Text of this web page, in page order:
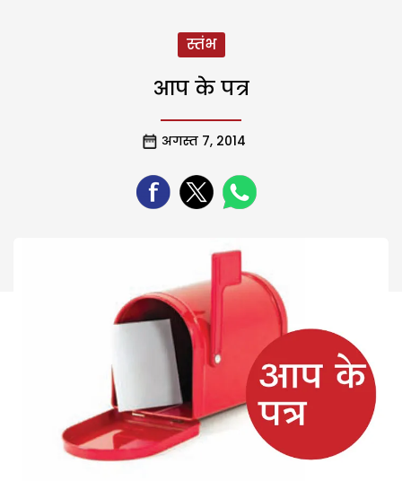
स्तंभ
आप के पत्र
अगस्त 7, 2014